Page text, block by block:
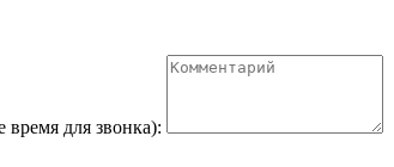
для звонка):